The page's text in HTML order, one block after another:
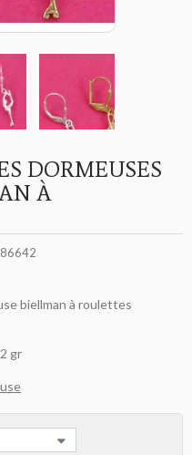
DORMEUSES
À
biellman à roulettes
gr